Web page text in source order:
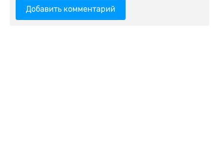
Добавить комментарий